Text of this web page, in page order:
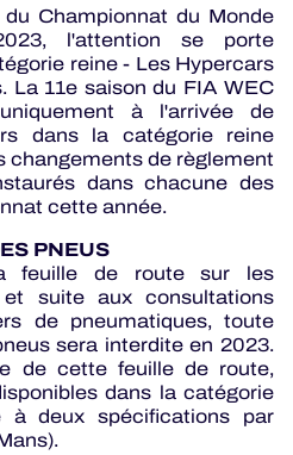
Championnat du Monde
l'attention se porte
reine - Les Hypercars
La 11e saison du FIA WEC
à l'arrivée de
dans la catégorie reine
changements de règlement
dans chacune des
cette année.
PNEUS
feuille de route sur les
suite aux consultations
de pneumatiques, toute
sera interdite en 2023.
de cette feuille de route,
dans la catégorie
à deux spécifications par